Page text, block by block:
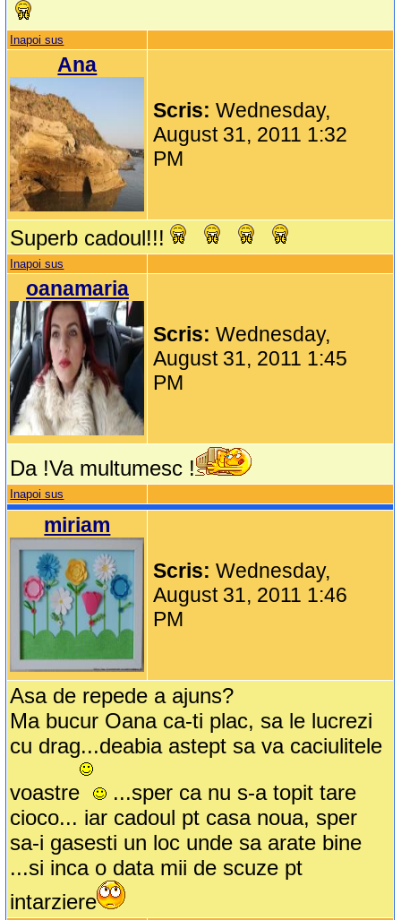
Inapoi sus
Ana
Scris:Wednesday,
August 31, 2011 1:32
PM
Superb cadoul!!!
Inapoi sus
oanamaria
Scris:Wednesday,
August 31, 2011 1:45
PM
Da !Va multumesc !
Inapoi sus
miriam
Scris:Wednesday,
August 31, 2011 1:46
PM
Asa de repede a ajuns?
Ma bucur Oana ca-ti plac, sa le lucrezi
cu drag...deabia astept sa va caciulitele
voastre
...sper ca nu s-a topit tare
cioco... iar cadoul pt casa noua, sper
sa-i gasesti un loc unde sa arate bine
...si inca o data mii de scuze pt
intarziere